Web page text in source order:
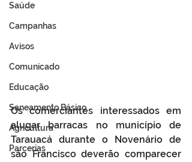
Saúde
Campanhas
Avisos
Comunicado
Educação
Saneamento Básico
Agricultura
Parcerias
Os comerciantes interessados em
alugar barracas no município de
Tarauacá durante o Novenário de
são Francisco deverão comparecer